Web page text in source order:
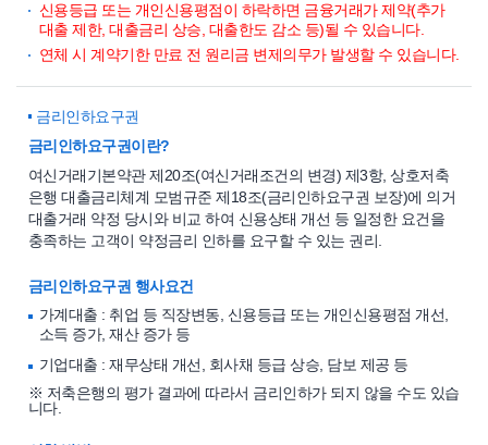
신용등급 또는 개인신용평점이 하락하면 금융거래가 제약(추가
대출 제한, 대출금리 상승, 대출한도 감소 등)될 수 있습니다.
연체 시 계약기한 만료 전 원리금 변제의무가 발생할 수 있습니다.
금리인하요구권
금리인하요구권이란?
여신거래기본약관 제20조(여신거래조건의 변경) 제3항, 상호저축
은행 대출금리체계 모범규준 제18조(금리인하요구권 보장)에 의거
대출거래 약정 당시와 비교 하여 신용상태 개선 등 일정한 요건을
충족하는 고객이 약정금리 인하를 요구할 수 있는 권리.
금리인하요구권 행사요건
가계대출 : 취업 등 직장변동, 신용등급 또는 개인신용평점 개선,
소득 증가, 재산 증가 등
기업대출 : 재무상태 개선, 회사채 등급 상승, 담보 제공 등
※ 저축은행의 평가 결과에 따라서 금리인하가 되지 않을 수도 있습
니다.